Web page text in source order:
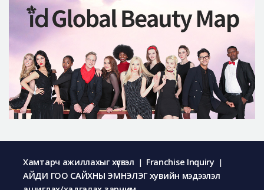
Хамтарч ажиллахыг хүсвэл | Franchise Inquiry |
АЙДИ ГОО САЙХНЫ ЭМНЭЛЭГ хувийн мэдээлэл